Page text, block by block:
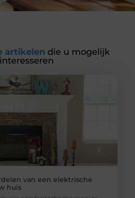
artikelen die u mogelijk
interesseren
van een elektrische
huis